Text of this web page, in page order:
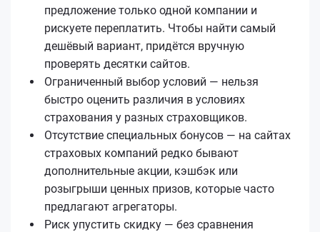
предложение только одной компании и
рискуете переплатить. Чтобы найти самый
дешёвый вариант, придётся вручную
проверять десятки сайтов.
Ограниченный выбор условий — нельзя
быстро оценить различия в условиях
страхования у разных страховщиков.
Отсутствие специальных бонусов — на сайтах
страховых компаний редко бывают
дополнительные акции, кэшбэк или
розыгрыши ценных призов, которые часто
предлагают агрегаторы.
Риск упустить скидку — без сравнения